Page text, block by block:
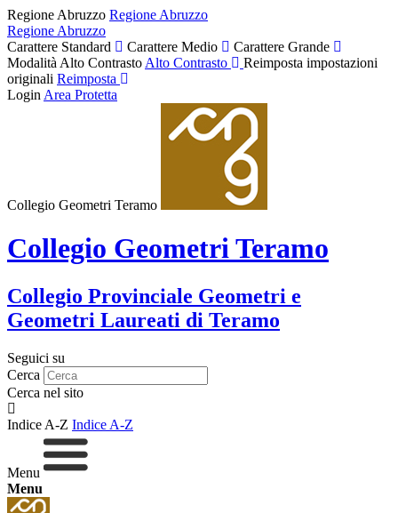
Regione Abruzzo Regione Abruzzo
Regione Abruzzo
Carattere Standard
Carattere Medio
Carattere Grande
Modalità Alto Contrasto Alto Contrasto
Reimposta impostazioni
originali Reimposta
Login Area Protetta
Collegio Geometri Teramo
Collegio Geometri Teramo
Collegio Provinciale Geometri e
Geometri Laureati di Teramo
Seguici su
Cerca
Cerca nel sito
Indice A-Z Indice A-Z
Menu
Menu